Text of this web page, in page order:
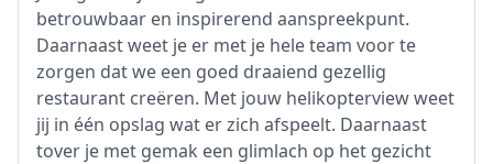
betrouwbaar en inspirerend aanspreekpunt.
Daarnaast weet je er met je hele team voor te
zorgen dat we een goed draaiend gezellig
restaurant creëren. Met jouw helikopterview weet
jij in één opslag wat er zich afspeelt. Daarnaast
tover je met gemak een glimlach op het gezicht